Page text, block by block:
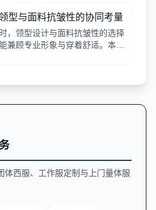
型与面料抗皱性的协同考量
，领型设计与面料抗皱性的选择
兼顾专业形象与穿着舒适。本文
体西服、工作服定制与上门量体服